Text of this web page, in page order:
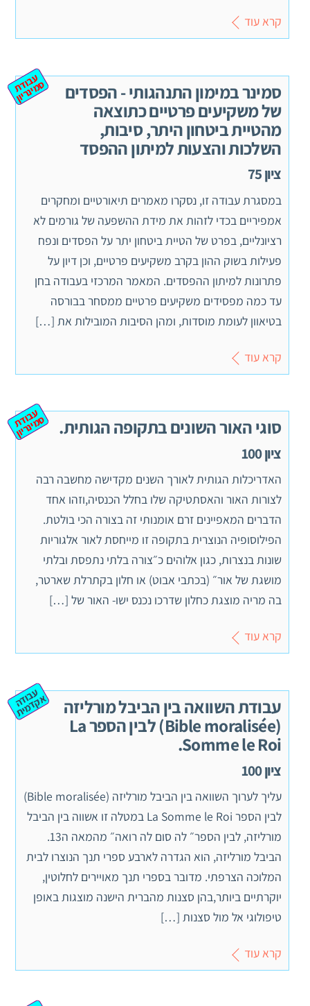
קרא עוד
סמינר במימון התנהגותי - הפסדים
של משקיעים פרטיים כתוצאה
מהטיית ביטחון היתר, סיבות,
השלכות והצעות למיתון ההפסד
ציון 75
ע
ב
וד
ת
ס
מ
ינ
ר
יון
במסגרת עבודה זו, נסקרו מאמרים תיאורטיים ומחקרים
אמפיריים בכדי לזהות את מידת ההשפעה של גורמים לא
רציונליים, בפרט של הטיית ביטחון יתר על הפסדים ונפח
פעילות בשוק ההון בקרב משקיעים פרטיים, וכן דיון על
פתרונות למיתון ההפסדים. המאמר המרכזי בעבודה בחן
עד כמה מפסידים משקיעים פרטיים ממסחר בבורסה
בטיאוון לעומת מוסדות, ומהן הסיבות המובילות את […]
קרא עוד
סוגי האור השונים בתקופה הגותית.
ציון 100
ע
ב
וד
ת
ס
מ
ינ
ר
יון
האדריכלות הגותית לאורך השנים מקדישה מחשבה רבה
לצורות האור והאסתטיקה שלו בחלל הכנסיה,וזהו אחד
הדברים המאפיינים זרם אומנותי זה בצורה הכי בולטת.
הפילוסופיה הנוצרית בתקופה זו מייחסת לאור אלגוריות
שונות בנצרות, כגון אלוהים כ״צורה בלתי נתפסת ובלתי
מושגת של אור״ (בכתבי אבוט) או חלון בקתרלת שארטר,
בה מריה מוצגת כחלון שדרכו נכנס ישו- האור של […]
קרא עוד
עבודת השוואה בין הביבל מורליזה
(Bible moralisée) לבין הספר La
Somme le Roi.
ציון 100
ע
ב
וד
ה
א
ק
ד
מ
ית
עליך לערוך השוואה בין הביבל מורליזה (Bible moralisée)
לבין הספר La Somme le Roi במטלה זו אשווה בין הביבל
מורליזה, לבין הספר״ לה סום לה רואה״ מהמאה ה13.
הביבל מורליזה, הוא הגדרה לארבע ספרי תנך הנוצרו לבית
המלוכה הצרפתי. מדובר בספרי תנך מאויירים לחלוטין,
יוקרתיים ביותר,בהן סצנות מהברית הישנה מוצגות באופן
טיפולוגי אל מול סצנות […]
קרא עוד